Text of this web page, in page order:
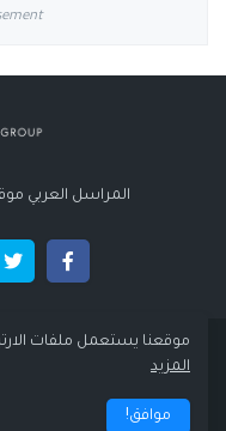
المراسل العربي
الرئيسية
موقعنا يستعمل ملفات
المزيد
موافق!